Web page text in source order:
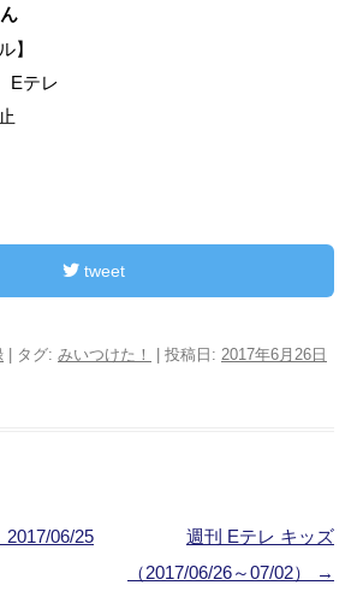
】
Eテレ
tweet
| タグ: みいつけた！ | 投稿日: 2017年6月26日
2017/06/25
週刊 Eテレ キッズ
（2017/06/26～07/02）
→